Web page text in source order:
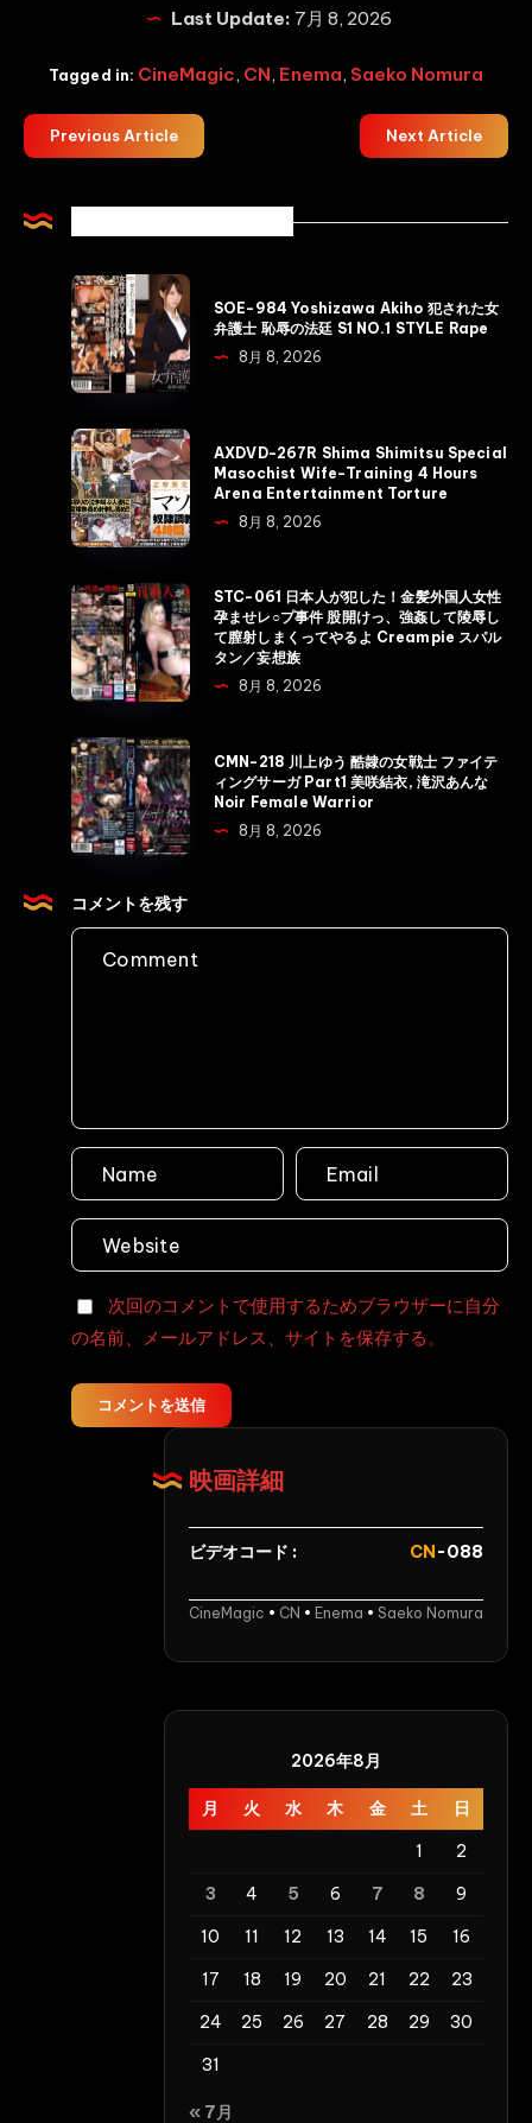
Last Update: 7月 8, 2026
Tagged in: CineMagic, CN, Enema, Saeko Nomura
Previous Article Next Article
SOE-
984
Yoshizawa
Akiho
さ
れ
た
女
護
士
恥
辱
の
法
廷
S1
NO.1
STYLE
SOE-984 Yoshizawa Akiho 犯された女
弁護士 恥辱の法廷 S1 NO.1 STYLE Rape
8月 8, 2026
AXDVD-
267R
Shima
Shimitsu
Masochist
Wife-
Training
4
Arena
Entertainment
Torture
AXDVD-267R Shima Shimitsu Special
Masochist Wife-Training 4 Hours
Arena Entertainment Torture
8月 8, 2026
STC-
061
日
本
が
犯
し
た！
外
せ
レ
○
プ
股
開
っ、
強
STC-061 日本人が犯した！金髪外国人女性
孕ませレ○プ事件 股開けっ、強姦して陵辱し
て膣射しまくってやるよ Creampie スパル
タン／妄想族
8月 8, 2026
CMN-
218
川
上
う
酷
テ
ィ
サ
ー
Part1
美
CMN-218 川上ゆう 酷隷の女戦士 ファイテ
ィングサーガ Part1 美咲結衣, 滝沢あんな
Noir Female Warrior
8月 8, 2026
コメントを残す
次回のコメントで使用するためブラウザーに自分
の名前、メールアドレス、サイトを保存する。
コメントを送信
映画詳細
ビデオコード : CN -088
CineMagic • CN • Enema • Saeko Nomura
2026年8月
月 火 水 木 金 土
日
1
2
3
4 5 6 7 8
9
10
11 12 13 14 15
16
17
18 19 20 21 22
23
24
25 26 27 28 29
30
31
« 7月